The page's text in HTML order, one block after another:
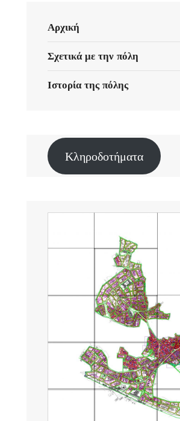
Αρχική
Σχετικά με την πόλη
Ιστορία της πόλης
Κληροδοτήματα